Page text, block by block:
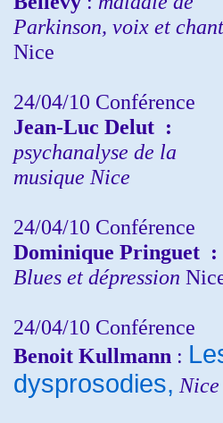
Parkinson, voix et chant
Nice
24/04/10 Conférence
Jean-Luc Delut :
psychanalyse de la
musique Nice
24/04/10 Conférence
Dominique Pringuet :
Blues et dépression
24/04/10 Conférence
Benoit Kullmann :
dysprosodies, Nice